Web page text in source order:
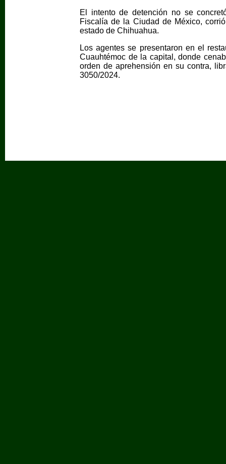
El intento de detención no se
Fiscalía de la Ciudad de México,
estado de Chihuahua.
Los agentes se presentaron en el
Cuauhtémoc de la capital, donde
orden de aprehensión en su contra,
3050/2024.